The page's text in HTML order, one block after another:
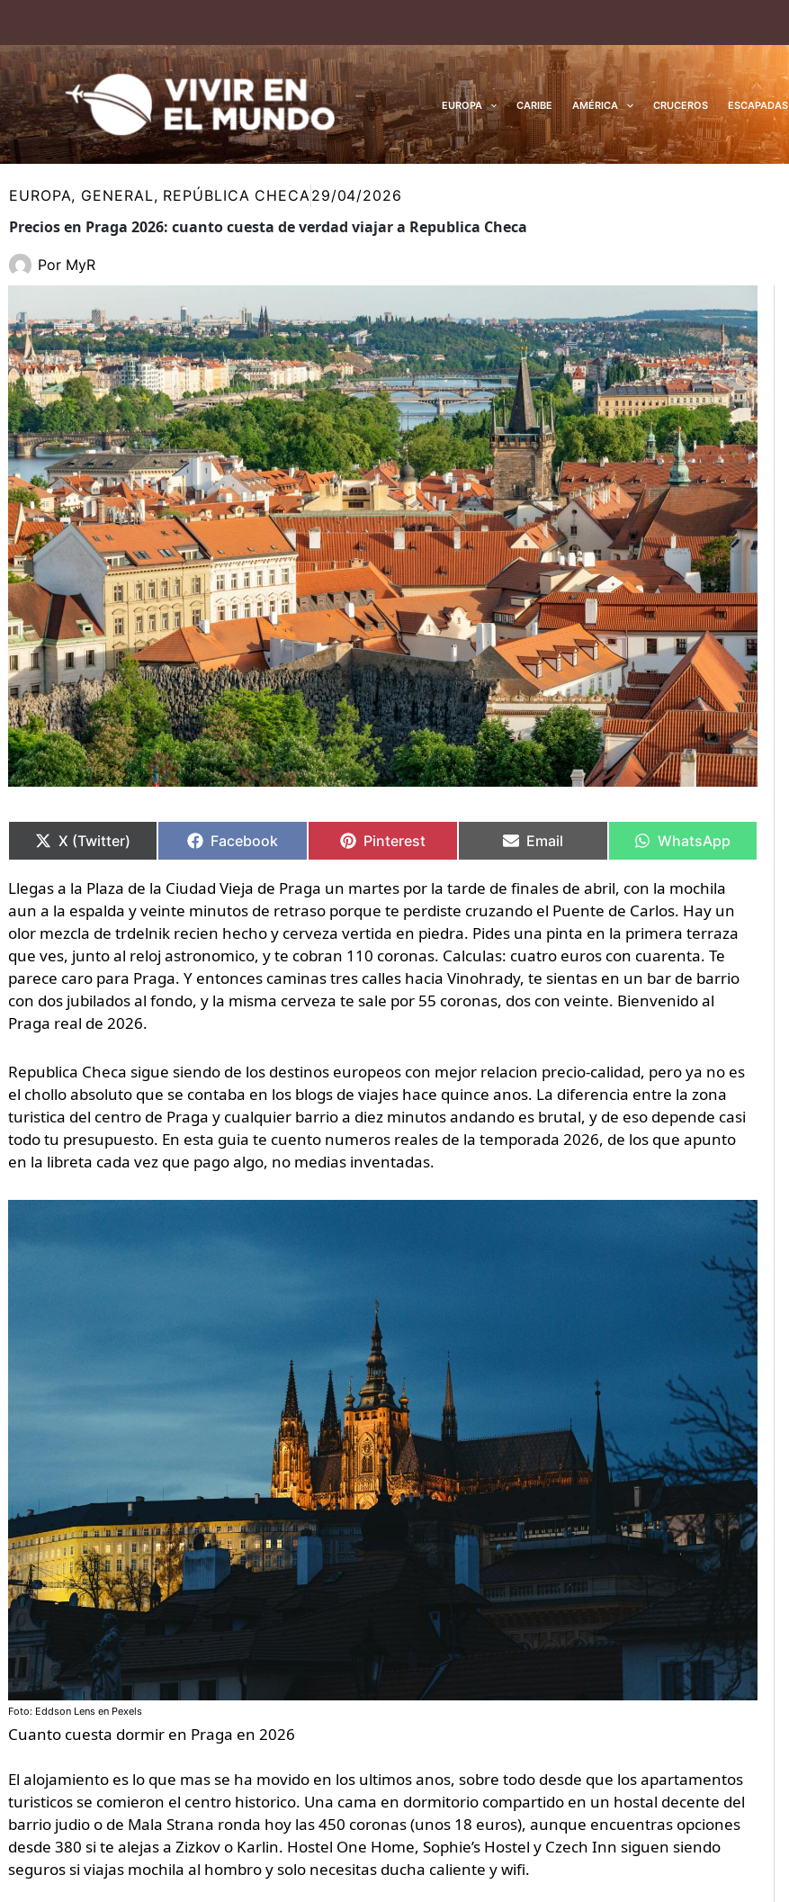
contenido
EUROPA CARIBE AMÉRICA CRUCEROS ESCAPADAS
EUROPA, GENERAL, REPÚBLICA CHECA29/04/2026
Precios en Praga 2026: cuanto cuesta de verdad viajar a Republica Checa
Por MyR
en
X (Twitter)
en
Facebook
en
Pinterest
en
Email
en
WhatsApp
Llegas a la Plaza de la Ciudad Vieja de Praga un martes por la tarde de finales de abril, con la mochila
aun a la espalda y veinte minutos de retraso porque te perdiste cruzando el Puente de Carlos. Hay un
olor mezcla de trdelnik recien hecho y cerveza vertida en piedra. Pides una pinta en la primera terraza
que ves, junto al reloj astronomico, y te cobran 110 coronas. Calculas: cuatro euros con cuarenta. Te
parece caro para Praga. Y entonces caminas tres calles hacia Vinohrady, te sientas en un bar de barrio
con dos jubilados al fondo, y la misma cerveza te sale por 55 coronas, dos con veinte. Bienvenido al
Praga real de 2026.
Republica Checa sigue siendo de los destinos europeos con mejor relacion precio-calidad, pero ya no es
el chollo absoluto que se contaba en los blogs de viajes hace quince anos. La diferencia entre la zona
turistica del centro de Praga y cualquier barrio a diez minutos andando es brutal, y de eso depende casi
todo tu presupuesto. En esta guia te cuento numeros reales de la temporada 2026, de los que apunto
en la libreta cada vez que pago algo, no medias inventadas.
Foto: Eddson Lens en Pexels
Cuanto cuesta dormir en Praga en 2026
El alojamiento es lo que mas se ha movido en los ultimos anos, sobre todo desde que los apartamentos
turisticos se comieron el centro historico. Una cama en dormitorio compartido en un hostal decente del
barrio judio o de Mala Strana ronda hoy las 450 coronas (unos 18 euros), aunque encuentras opciones
desde 380 si te alejas a Zizkov o Karlin. Hostel One Home, Sophie’s Hostel y Czech Inn siguen siendo
seguros si viajas mochila al hombro y solo necesitas ducha caliente y wifi.
en
en
en
en
en